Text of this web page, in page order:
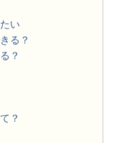
い
る？
？
？